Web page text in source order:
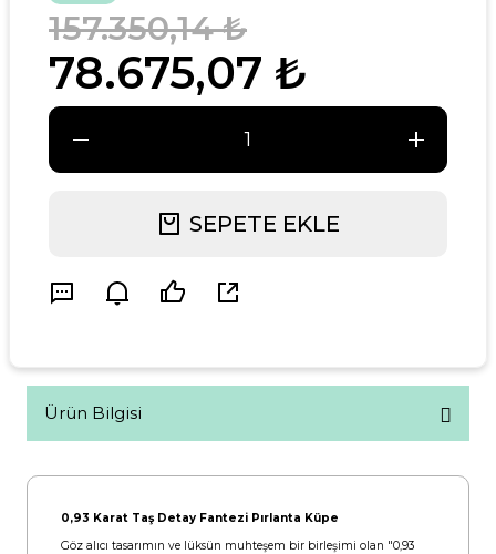
78.675,07 ₺
157.350,14 ₺
SEPETE EKLE
Ürün Bilgisi
0,93 Karat Taş Detay Fantezi Pırlanta Küpe
Göz alıcı tasarımın ve lüksün muhteşem bir birleşimi olan "0,93